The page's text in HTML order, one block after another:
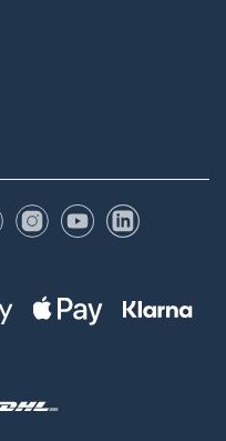
FacebookInstagram
YouTubeLinkedIn